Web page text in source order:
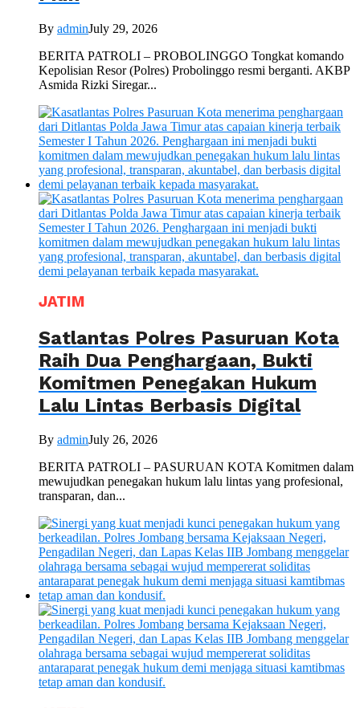
By adminJuly 29, 2026
BERITA PATROLI – PROBOLINGGO Tongkat komando
Kepolisian Resor (Polres) Probolinggo resmi berganti. AKBP
Asmida Rizki Siregar...
JATIM
Satlantas Polres Pasuruan Kota
Raih Dua Penghargaan, Bukti
Komitmen Penegakan Hukum
Lalu Lintas Berbasis Digital
By adminJuly 26, 2026
BERITA PATROLI – PASURUAN KOTA Komitmen dalam
mewujudkan penegakan hukum lalu lintas yang profesional,
transparan, dan...